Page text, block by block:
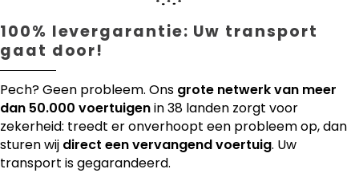
100% levergarantie: Uw transport
gaat door!
Pech? Geen probleem. Ons grote netwerk van meer
dan 50.000 voertuigenin 38 landen zorgt voor
zekerheid: treedt er onverhoopt een probleem op, dan
sturen wij direct een vervangend voertuig. Uw
transport is gegarandeerd.